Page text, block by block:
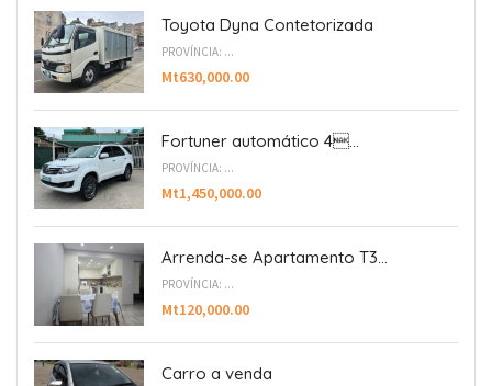
Toyota Dyna Contetorizada
PROVÍNCIA: ...
Mt630,000.00
Fortuner automático 4...
PROVÍNCIA: ...
Mt1,450,000.00
Arrenda-se Apartamento T3...
PROVÍNCIA: ...
Mt120,000.00
Carro a venda